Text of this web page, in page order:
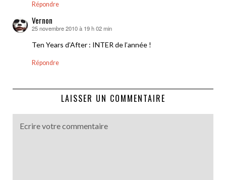
Répondre
Vernon
dit :
25 novembre 2010 à 19 h 02 min
Ten Years d’After : INTER de l’année !
Répondre
LAISSER UN COMMENTAIRE